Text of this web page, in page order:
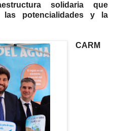
solidaria que
las potencialidades y la
CARM